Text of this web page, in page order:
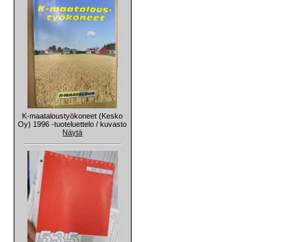
K-maataloustyökoneet (Kesko
Oy) 1996 -tuoteluettelo / kuvasto
Näytä